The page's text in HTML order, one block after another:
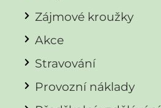
Zájmové kroužky
Akce
Stravování
Provozní náklady